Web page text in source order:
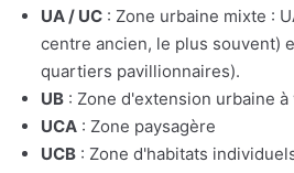
UA / UC : Zone urbaine mixte :
centre ancien, le plus souvent)
quartiers pavillionnaires).
UB : Zone d'extension urbaine
UCA : Zone paysagère
UCB : Zone d'habitats